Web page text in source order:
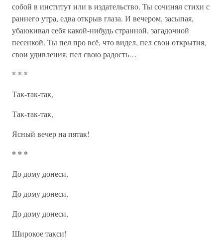
собой в институт или в издательство. Ты сочинял стихи с
раннего утра, едва открыв глаза. И вечером, засыпая,
убаюкивал себя какой-нибудь странной, загадочной
песенкой. Ты пел про всё, что видел, пел свои открытия,
свои удивления, пел свою радость…
* * *
Так-так-так,
Так-так-так,
Ясный вечер на пятак!
* * *
До дому донеси,
До дому донеси,
До дому донеси,
Широкое такси!